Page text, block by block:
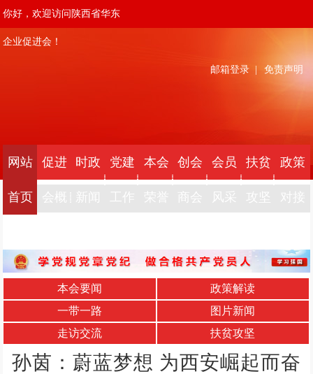
你好，欢迎访问陕西省华东
企业促进会！
免责声明
邮箱登录|
网站
首页
促进
会概
时政
新闻
党建
工作
本会
荣誉
创会
商会
会员
风采
扶贫
攻坚
政策
对接
本会要闻
政策解读
一带一路
图片新闻
走访交流
扶贫攻坚
孙茵：蔚蓝梦想 为西安崛起而奋